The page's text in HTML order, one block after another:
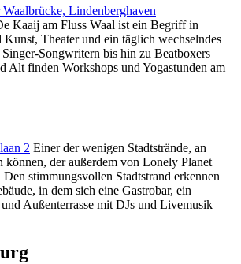
Lindenberghaven
Kaaij am Fluss Waal ist ein Begriff in
Theater und ein täglich wechselndes
Songwritern bis hin zu Beatboxers
Alt finden Workshops und Yogastunden am
2 Einer der wenigen Stadtstrände, an
können, der außerdem von Lonely Planet
stimmungsvollen Stadtstrand erkennen
in dem sich eine Gastrobar, ein
Außenterrasse mit DJs und Livemusik